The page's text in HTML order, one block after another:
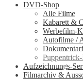
DVD-Shop
Alle Filme
Kabarett &
Werbefilm-
Autofilme /
Aufzeichnungs-
Filmarchiv &